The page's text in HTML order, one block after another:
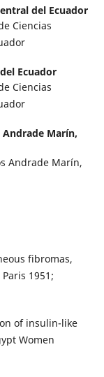
del Ecuador
Ciencias
Ecuador
Ciencias
Marín,
Andrade Marín,
fibromas,
1951;
of insulin-like
Women